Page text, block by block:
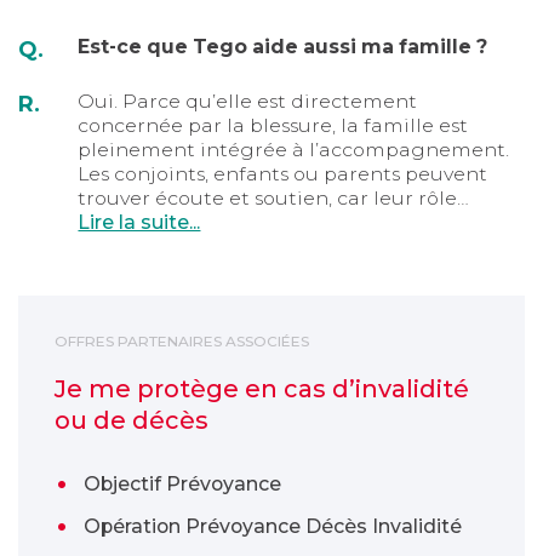
Q. Est-ce que Tego aide aussi ma famille ?
R.
Oui. Parce qu’elle est directement
concernée par la blessure, la famille est
pleinement intégrée à l’accompagnement.
Les conjoints, enfants ou parents peuvent
trouver écoute et soutien, car leur rôle…
Lire la suite...
OFFRES PARTENAIRES ASSOCIÉES
Je me protège en cas d’invalidité
ou de décès
Objectif Prévoyance
Opération Prévoyance Décès Invalidité